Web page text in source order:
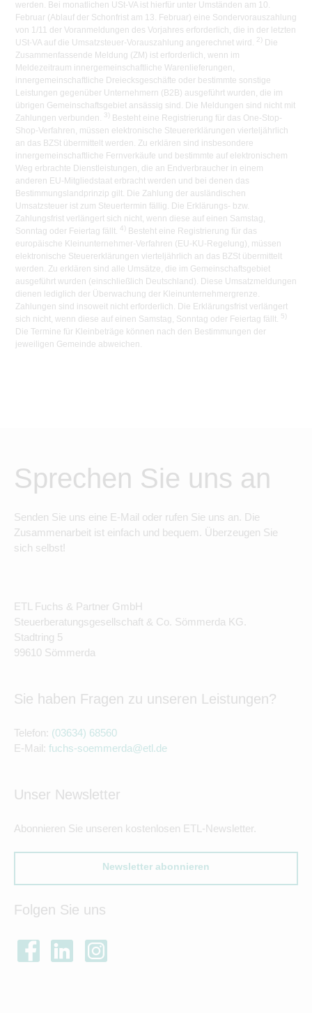
werden. Bei monatlichen USt-VA ist hierfür unter Umständen am 10.
Februar (Ablauf der Schonfrist am 13. Februar) eine Sondervorauszahlung
von 1/11 der Voranmeldungen des Vorjahres erforderlich, die in der letzten
USt-VA auf die Umsatzsteuer-Vorauszahlung angerechnet wird. 2) Die
Zusammenfassende Meldung (ZM) ist erforderlich, wenn im
Meldezeitraum innergemeinschaftliche Warenlieferungen,
innergemeinschaftliche Dreiecksgeschäfte oder bestimmte sonstige
Leistungen gegenüber Unternehmern (B2B) ausgeführt wurden, die im
übrigen Gemeinschaftsgebiet ansässig sind. Die Meldungen sind nicht mit
Zahlungen verbunden. 3) Besteht eine Registrierung für das One-Stop-
Shop-Verfahren, müssen elektronische Steuererklärungen vierteljährlich
an das BZSt übermittelt werden. Zu erklären sind insbesondere
innergemeinschaftliche Fernverkäufe und bestimmte auf elektronischem
Weg erbrachte Dienstleistungen, die an Endverbraucher in einem
anderen EU-Mitgliedstaat erbracht werden und bei denen das
Bestimmungslandprinzip gilt. Die Zahlung der ausländischen
Umsatzsteuer ist zum Steuertermin fällig. Die Erklärungs- bzw.
Zahlungsfrist verlängert sich nicht, wenn diese auf einen Samstag,
Sonntag oder Feiertag fällt. 4) Besteht eine Registrierung für das
europäische Kleinunternehmer-Verfahren (EU-KU-Regelung), müssen
elektronische Steuererklärungen vierteljährlich an das BZSt übermittelt
werden. Zu erklären sind alle Umsätze, die im Gemeinschaftsgebiet
ausgeführt wurden (einschließlich Deutschland). Diese Umsatzmeldungen
dienen lediglich der Überwachung der Kleinunternehmergrenze.
Zahlungen sind insoweit nicht erforderlich. Die Erklärungsfrist verlängert
sich nicht, wenn diese auf einen Samstag, Sonntag oder Feiertag fällt. 5)
Die Termine für Kleinbeträge können nach den Bestimmungen der
jeweiligen Gemeinde abweichen.
Sprechen Sie uns an
Senden Sie uns eine E-Mail oder rufen Sie uns an. Die
Zusammenarbeit ist einfach und bequem. Überzeugen Sie
sich selbst!
ETL Fuchs & Partner GmbH
Steuerberatungsgesellschaft & Co. Sömmerda KG.
Stadtring 5
99610 Sömmerda
Sie haben Fragen zu unseren Leistungen?
Telefon: (03634) 68560
E-Mail: fuchs-soemmerda@etl.de
Unser Newsletter
Abonnieren Sie unseren kostenlosen ETL-Newsletter.
Newsletter abonnieren
Folgen Sie uns